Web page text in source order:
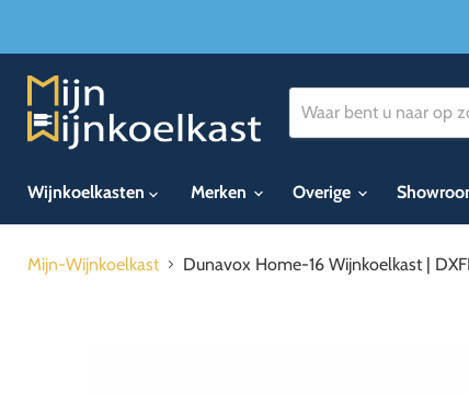
Wijnkoelkasten Merken Overige
Mijn-Wijnkoelkast Dunavox Home-16 Wijnkoelkast |